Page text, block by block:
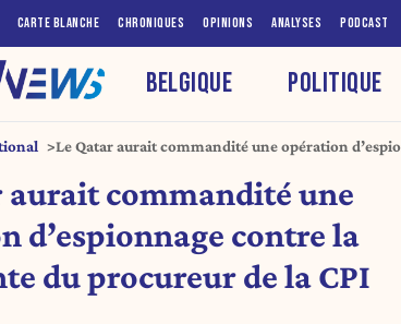
CARTE BLANCHE CHRONIQUES OPINIONS ANALYSES PODCAST
BELGIQUE POLITIQUE
Le Qatar aurait commandité une opération
aurait commandité une
d’espionnage contre la
du procureur de la CPI